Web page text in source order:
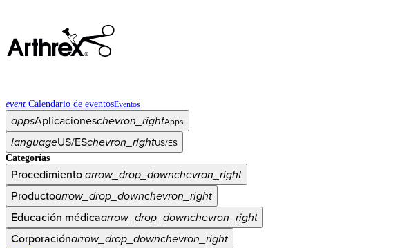
event Calendario de eventosEventos
appsAplicacioneschevron_rightApps
languageUS/ESchevron_rightUS/ES
Categorías
Procedimientoarrow_drop_downchevron_right
Productoarrow_drop_downchevron_right
Educación médicaarrow_drop_downchevron_right
Corporaciónarrow_drop_downchevron_right